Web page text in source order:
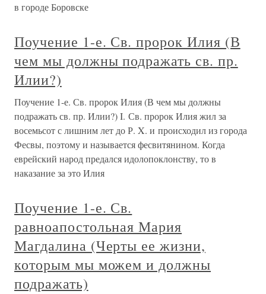
в городе Боровске
Поучение 1-е. Св. пророк Илия (В
чем мы должны подражать св. пр.
Илии?)
Поучение 1-е. Св. пророк Илия (В чем мы должны
подражать св. пр. Илии?) I. Св. пророк Илия жил за
восемьсот с лишним лет до Р. X. и происходил из города
Фесвы, поэтому и называется фесвитянином. Когда
еврейский народ предался идолопоклонству, то в
наказание за это Илия
Поучение 1-е. Св.
равноапостольная Мария
Магдалина (Черты ее жизни,
которым мы можем и должны
подражать)